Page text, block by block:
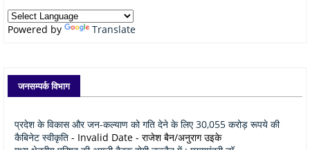
Powered by Translate
जनसम्पर्क विभाग
प्रदेश के विकास और जन-कल्याण को गति देने के लिए 30,055 करोड़ रूपये की
कैबिनेट स्वीकृति - Invalid Date - राजेश बैन/अनुराग उइके